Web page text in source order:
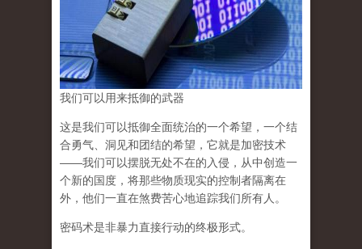
我们可以用来抵御的武器
这是我们可以抵御全面统治的一个希望，一个结
合勇气、洞见和团结的希望，它就是加密技术
——我们可以摆脱无处不在的入侵，从中创造一
个新的国度，将那些物质现实的控制者隔离在
外，他们一直在煞费苦心地追踪我们所有人。
密码术是非暴力直接行动的终极形式。